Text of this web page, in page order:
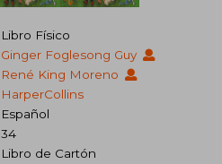
Libro Físico
Ginger Foglesong Guy
René King Moreno
HarperCollins
Español
34
Libro de Cartón